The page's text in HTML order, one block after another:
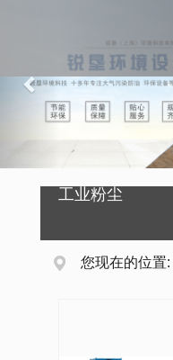
工业粉尘
您现在的位置: